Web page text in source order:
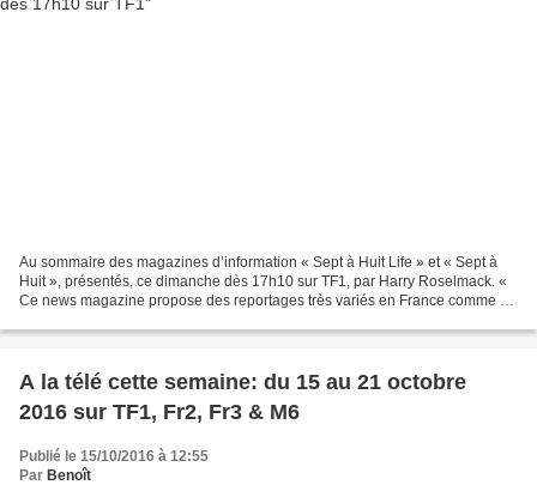
Au sommaire des magazines d’information « Sept à Huit Life » et « Sept à
Huit », présentés, ce dimanche dès 17h10 sur TF1, par Harry Roselmack. «
Ce news magazine propose des reportages très variés en France comme à
A la télé cette semaine: du 15 au 21 octobre
2016 sur TF1, Fr2, Fr3 & M6
Publié le 15/10/2016 à 12:55
Par Benoît